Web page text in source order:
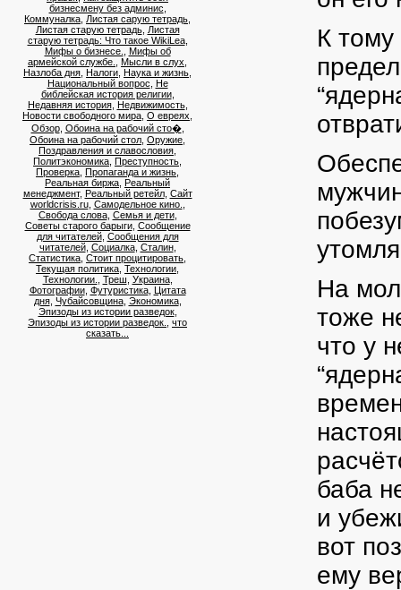
бизнесмену без админис
Коммуналка Листая сарую тетрадь
Листая старую тетрадь, Листая
старую тетрадь: Что такое WikiLea,
Мифы о бизнесе.
Мифы об
армейской службе.
Мысли в слух
Назлоба дня Налоги Наука и жизнь
Национальный вопрос Не
библейская история религии,
Недавняя история, Недвижимость,
Новости свободного мира О евреях
Обзор, Обоина на рабочий сто�,
Обоина на рабочий стол Оружие
Поздравления и славословия
Политэкономика Преступность
Проверка Пропаганда и жизнь
Реальная биржа Реальный
менеджмент, Реальный ретейл, Сайт
worldcrisis.ru, Самодельное кино.
Свобода слова, Семья и дети,
Советы старого барыги, Сообщение
для читателей, Сообщения для
читателей, Социалка, Сталин,
Статистика Стоит процитировать
Текущая политика Технологии
Технологии.
Треш Украина,
Фотографии, Футуристика, Цитата
дня, Чубайсовщина, Экономика,
Эпизоды из истории разведок,
Эпизоды из истории разведок.
что
сказать...
К
На
тоже
что у
баба
и
вот
ему